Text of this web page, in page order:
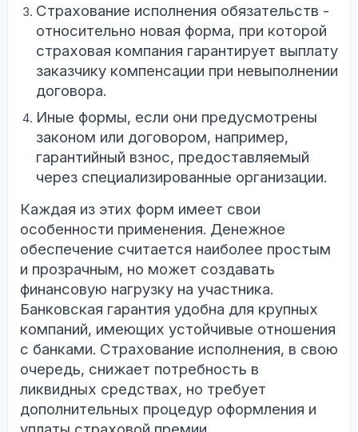
Страхование исполнения обязательств -
относительно новая форма, при которой
страховая компания гарантирует выплату
заказчику компенсации при невыполнении
договора.
Иные формы, если они предусмотрены
законом или договором, например,
гарантийный взнос, предоставляемый
через специализированные организации.
Каждая из этих форм имеет свои
особенности применения. Денежное
обеспечение считается наиболее простым
и прозрачным, но может создавать
финансовую нагрузку на участника.
Банковская гарантия удобна для крупных
компаний, имеющих устойчивые отношения
с банками. Страхование исполнения, в свою
очередь, снижает потребность в
ликвидных средствах, но требует
дополнительных процедур оформления и